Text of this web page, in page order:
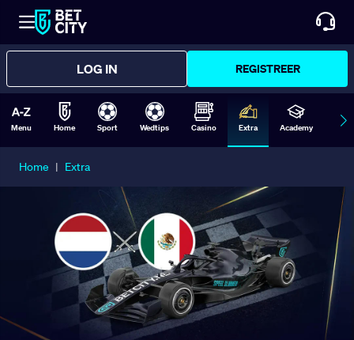
LOG IN REGISTREER
Menu Home Sport Wedtips Casino Extra Academy
Home | Extra